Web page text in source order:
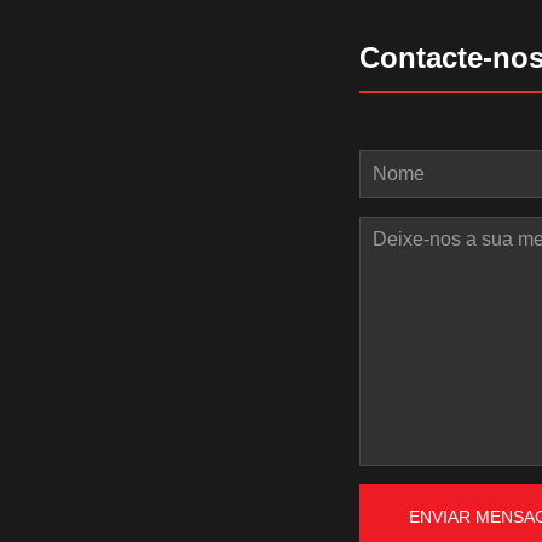
Contacte-
ENVIAR